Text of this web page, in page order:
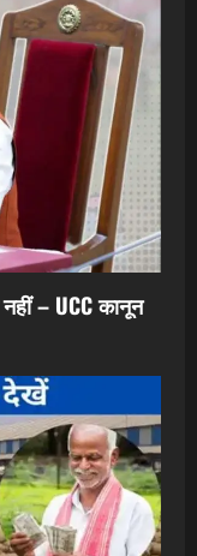
– UCC कानून